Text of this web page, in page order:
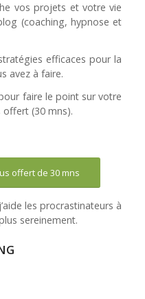
vos projets et votre vie
(coaching, hypnose et
efficaces pour la
avez à faire.
faire le point sur votre
offert (30 mns).
offert de 30 mns
les procrastinateurs à
sereinement.